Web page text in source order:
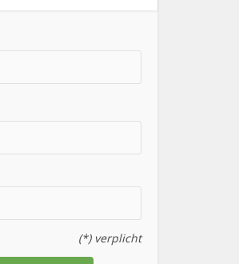
(*) verplicht